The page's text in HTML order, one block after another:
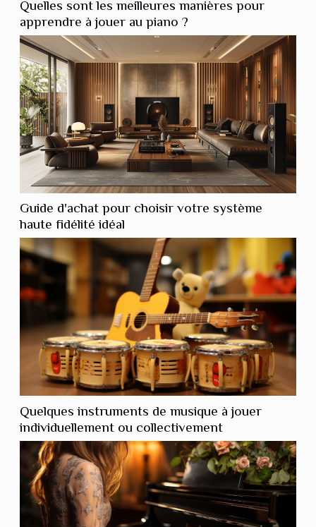
Quelles sont les meilleures manières pour
apprendre à jouer au piano ?
Guide d'achat pour choisir votre système
haute fidélité idéal
Quelques instruments de musique à jouer
individuellement ou collectivement